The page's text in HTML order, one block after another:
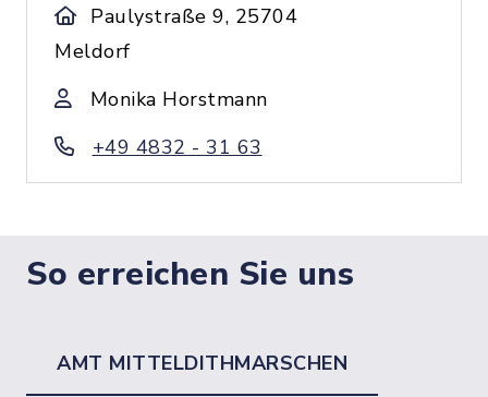
Paulystraße 9, 25704
Meldorf
Monika Horstmann
+49 4832 - 31 63
So erreichen Sie uns
AMT MITTELDITHMARSCHEN